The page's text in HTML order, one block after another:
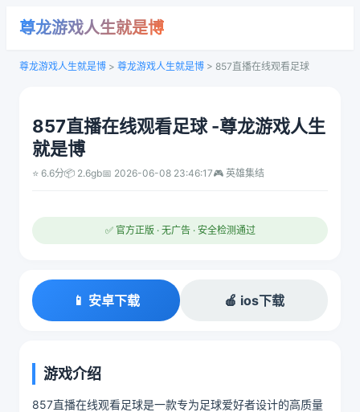
尊龙游戏人生就是博
尊龙游戏人生就是博 > 尊龙游戏人生就是博 > 857直播在线观看足球
857直播在线观看足球 -尊龙游戏人生
就是博
⭐ 6.6分📦 2.6gb📅 2026-06-08 23:46:17🎮 英雄集结
✅ 官方正版 · 无广告 · 安全检测通过
📱 安卓下载 🍎 ios下载
游戏介绍
857直播在线观看足球是一款专为足球爱好者设计的高质量